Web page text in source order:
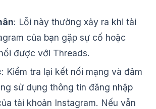
: Lỗi này thường xảy ra khi tài
của bạn gặp sự cố hoặc
được với Threads.
: Kiểm tra lại kết nối mạng và đảm
sử dụng thông tin đăng nhập
tài khoản Instagram. Nếu vẫn